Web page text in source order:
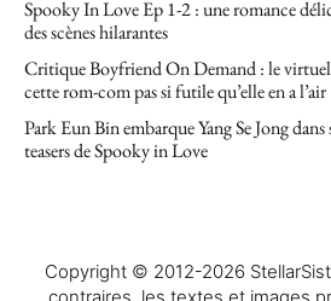
Spooky In Love Ep 1-2 : une romance
des scènes hilarantes
Critique Boyfriend On Demand : le
cette rom-com pas si futile qu’elle en a l’air
Park Eun Bin embarque Yang Se Jong
teasers de Spooky in Love
Copyright © 2012-2026